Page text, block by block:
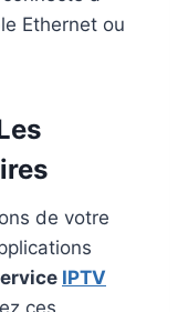
Ethernet ou
de votre
IPTV
ces